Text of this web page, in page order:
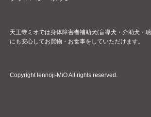
天王寺ミオでは身体障害者補助犬(盲導犬・介助犬・
にも安心してお買物・お食事をしていただけます。
Copyright tennoji-MiO All rights reserved.